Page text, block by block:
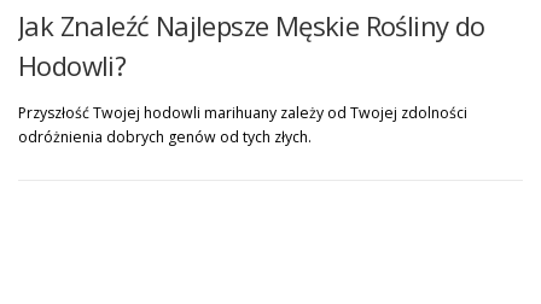
Jak Znaleźć Najlepsze Męskie Rośliny do
Hodowli?
Przyszłość Twojej hodowli marihuany zależy od Twojej zdolności
odróżnienia dobrych genów od tych złych.